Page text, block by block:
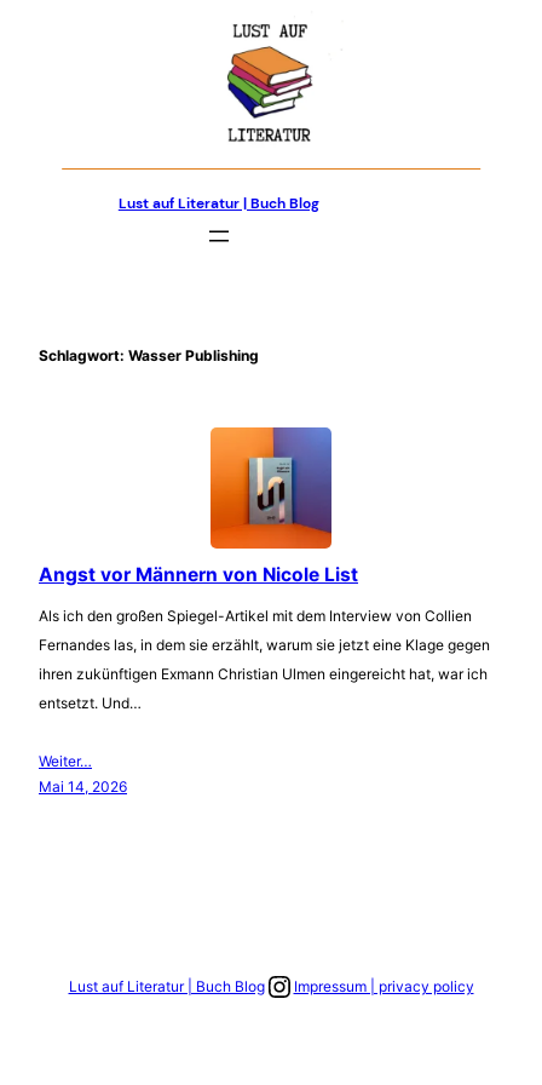
Lust auf Literatur | Buch Blog
Schlagwort: Wasser Publishing
Angst vor Männern von Nicole List
Als ich den großen Spiegel-Artikel mit dem Interview von Collien
Fernandes las, in dem sie erzählt, warum sie jetzt eine Klage gegen
ihren zukünftigen Exmann Christian Ulmen eingereicht hat, war ich
entsetzt. Und…
Weiter…
Mai 14, 2026
Lust auf Literatur | Buch BlogLink zum Instagram Account
Impressum | privacy policy